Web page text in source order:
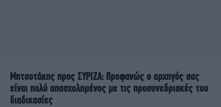
Μητσοτάκης προς ΣΥΡΙΖΑ: Προφανώς ο αρχηγός σας
είναι πολύ απασχολημένος με τις προσυνεδριακές του
διαδικασίες